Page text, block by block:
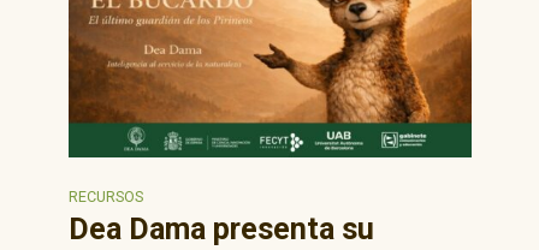
RECURSOS
Dea Dama presenta su